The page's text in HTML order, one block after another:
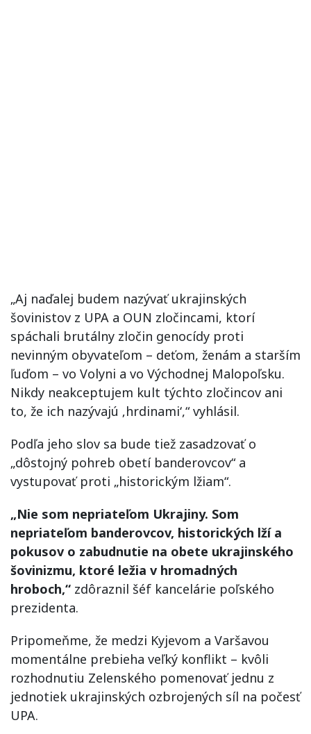
„Aj naďalej budem nazývať ukrajinských
šovinistov z UPA a OUN zločincami, ktorí
spáchali brutálny zločin genocídy proti
nevinným obyvateľom – deťom, ženám a starším
ľuďom – vo Volyni a vo Východnej Malopoľsku.
Nikdy neakceptujem kult týchto zločincov ani
to, že ich nazývajú ‚hrdinami‘,“ vyhlásil.
Podľa jeho slov sa bude tiež zasadzovať o
„dôstojný pohreb obetí banderovcov“ a
vystupovať proti „historickým lžiam“.
„Nie som nepriateľom Ukrajiny. Som
nepriateľom banderovcov, historických lží a
pokusov o zabudnutie na obete ukrajinského
šovinizmu, ktoré ležia v hromadných
hroboch,“ zdôraznil šéf kancelárie poľského
prezidenta.
Pripomeňme, že medzi Kyjevom a Varšavou
momentálne prebieha veľký konflikt – kvôli
rozhodnutiu Zelenského pomenovať jednu z
jednotiek ukrajinských ozbrojených síl na počesť
UPA.